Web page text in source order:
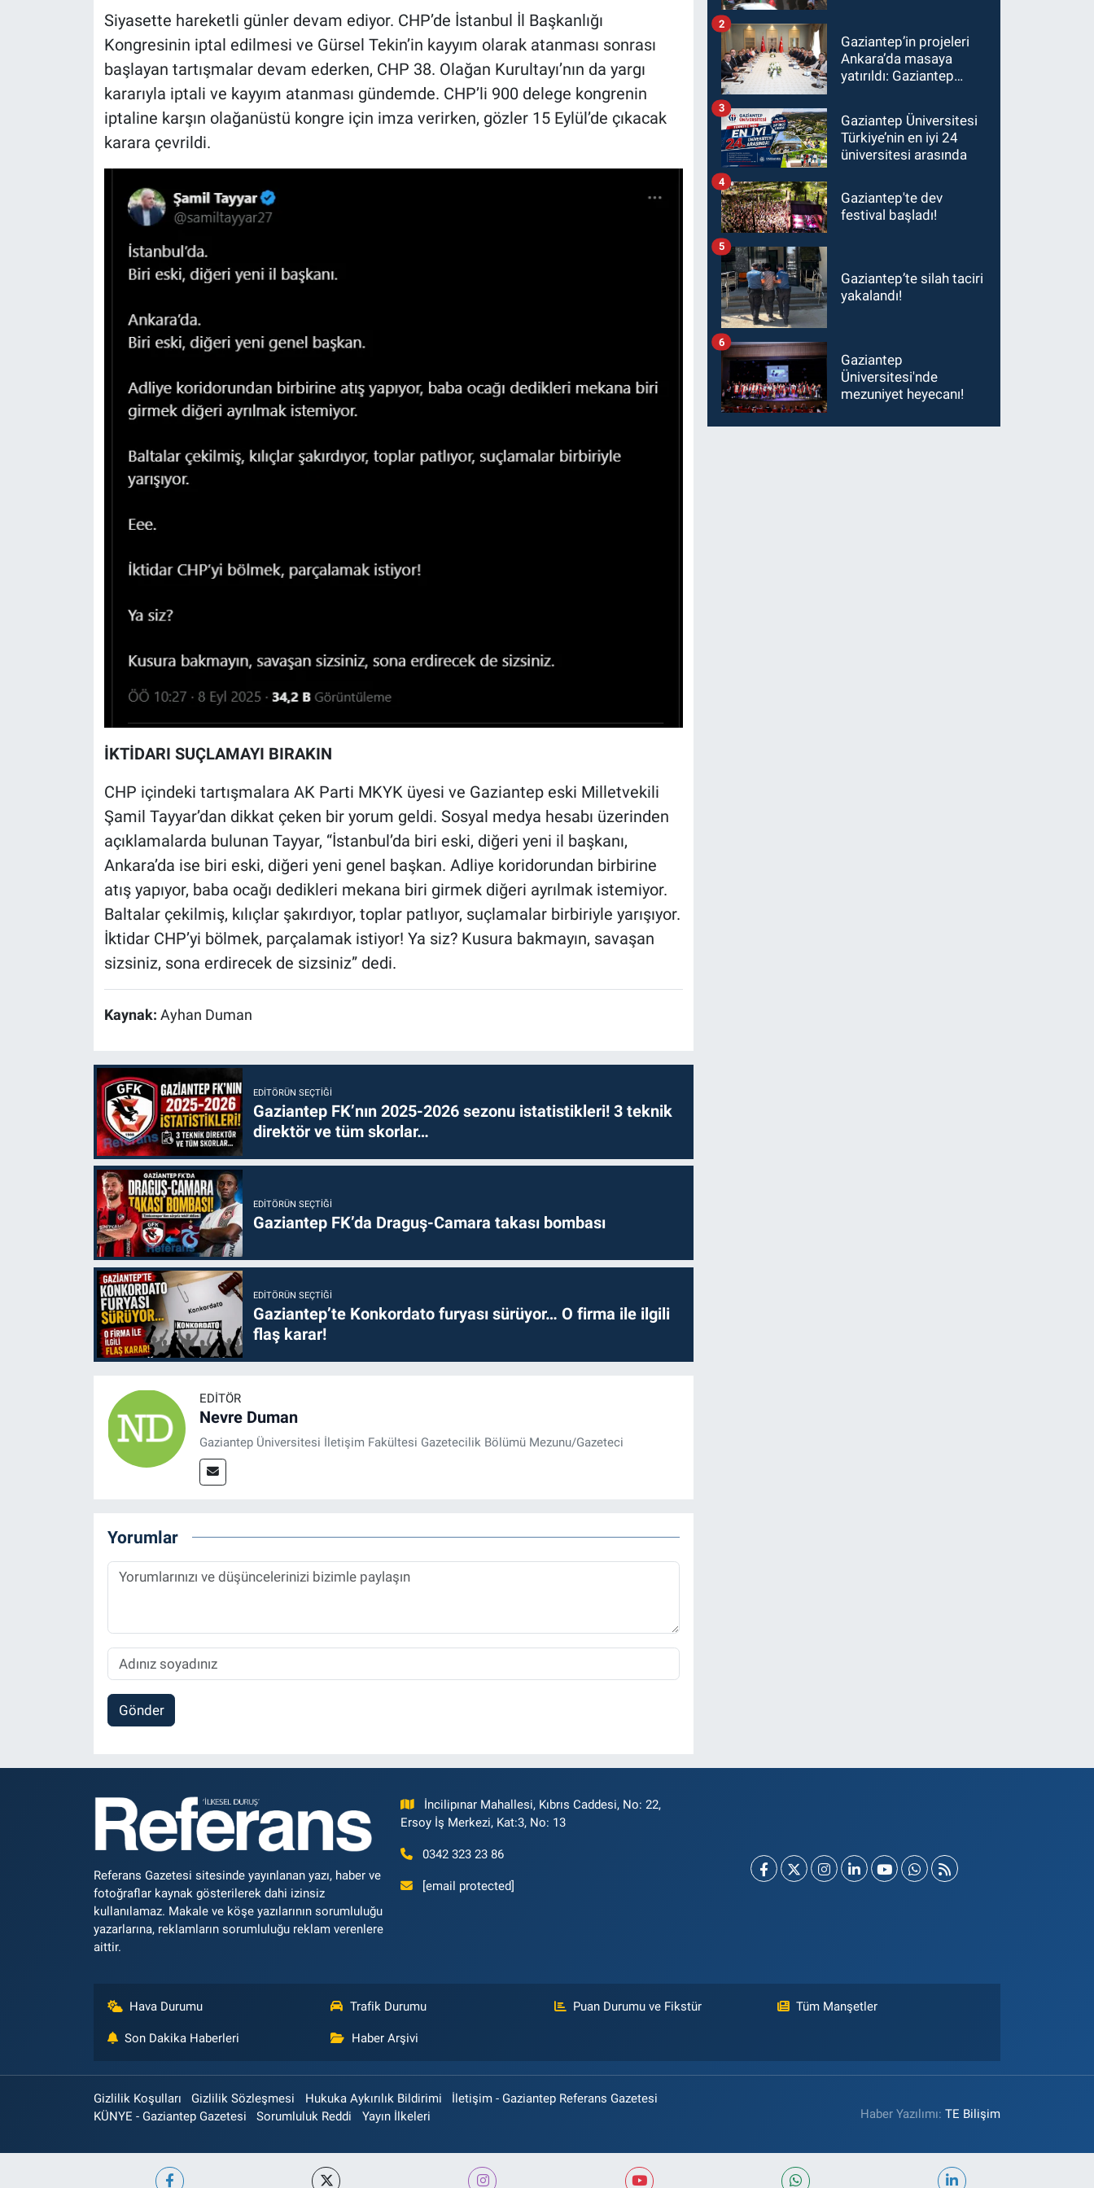
Siyasette hareketli günler devam ediyor. CHP’de İstanbul İl Başkanlığı
Kongresinin iptal edilmesi ve Gürsel Tekin’in kayyım olarak atanması sonrası
başlayan tartışmalar devam ederken, CHP 38. Olağan Kurultayı’nın da yargı
kararıyla iptali ve kayyım atanması gündemde. CHP’li 900 delege kongrenin
iptaline karşın olağanüstü kongre için imza verirken, gözler 15 Eylül’de çıkacak
karara çevrildi.
İKTİDARI SUÇLAMAYI BIRAKIN
CHP içindeki tartışmalara AK Parti MKYK üyesi ve Gaziantep eski Milletvekili
Şamil Tayyar’dan dikkat çeken bir yorum geldi. Sosyal medya hesabı üzerinden
açıklamalarda bulunan Tayyar, “İstanbul’da biri eski, diğeri yeni il başkanı,
Ankara’da ise biri eski, diğeri yeni genel başkan. Adliye koridorundan birbirine
atış yapıyor, baba ocağı dedikleri mekana biri girmek diğeri ayrılmak istemiyor.
Baltalar çekilmiş, kılıçlar şakırdıyor, toplar patlıyor, suçlamalar birbiriyle yarışıyor.
İktidar CHP’yi bölmek, parçalamak istiyor! Ya siz? Kusura bakmayın, savaşan
sizsiniz, sona erdirecek de sizsiniz” dedi.
Kaynak: Ayhan Duman
EDITÖRÜN SEÇTIĞI
Gaziantep FK’nın 2025-2026 sezonu istatistikleri! 3 teknik
direktör ve tüm skorlar…
EDITÖRÜN SEÇTIĞI
Gaziantep FK’da Draguş-Camara takası bombası
EDITÖRÜN SEÇTIĞI
Gaziantep’te Konkordato furyası sürüyor… O firma ile ilgili
flaş karar!
EDITÖR
Nevre Duman
Gaziantep Üniversitesi İletişim Fakültesi Gazetecilik Bölümü Mezunu/Gazeteci
Yorumlar
Gönder
Gaziantep’in projeleri
Ankara’da masaya
yatırıldı: Gaziantep
Şimşek’e ziyaret!
2
Gaziantep Üniversitesi
Türkiye’nin en iyi 24
üniversitesi arasında
3
Gaziantep'te dev
festival başladı!
4
Gaziantep’te silah taciri
yakalandı!
5
Gaziantep
Üniversitesi'nde
mezuniyet heyecanı!
6
Referans Gazetesi sitesinde yayınlanan yazı, haber ve
fotoğraflar kaynak gösterilerek dahi izinsiz
kullanılamaz. Makale ve köşe yazılarının sorumluluğu
yazarlarına, reklamların sorumluluğu reklam verenlere
aittir.
İncilipınar Mahallesi, Kıbrıs Caddesi, No: 22,
Ersoy İş Merkezi, Kat:3, No: 13
0342 323 23 86
[email protected]
Hava Durumu Trafik Durumu Puan Durumu ve Fikstür Tüm Manşetler
Son Dakika Haberleri Haber Arşivi
Gizlilik Koşulları Gizlilik Sözleşmesi Hukuka Aykırılık Bildirimi
İletişim - Gaziantep Referans Gazetesi
KÜNYE - Gaziantep Gazetesi
Sorumluluk Reddi Yayın İlkeleri Haber Yazılımı:TE Bilişim